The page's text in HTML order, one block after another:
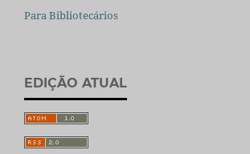
Para Bibliotecários
EDIÇÃO ATUAL